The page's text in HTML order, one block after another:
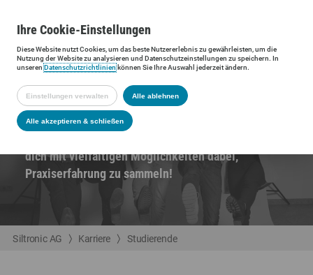
STUDIERENDE UND
ABSOLVENTEN
dich mit vielfältigen Möglichkeiten dabei,
Praxiserfahrung zu sammeln!
Siltronic AG Karriere Studierende
IhreCookie-Einstellungen
DieseWebsitenutzt Cookies, um das beste Nutzererlebnis zu gewährleisten, um die
Nutzung derWebsitezu analysieren und Datenschutzeinstellungen zu speichern. In
unserenDatenschutzrichtlinienkönnen Sie Ihre Auswahl jederzeit ändern.
Einstellungen verwalten Alle ablehnen
Alle akzeptieren & schließen